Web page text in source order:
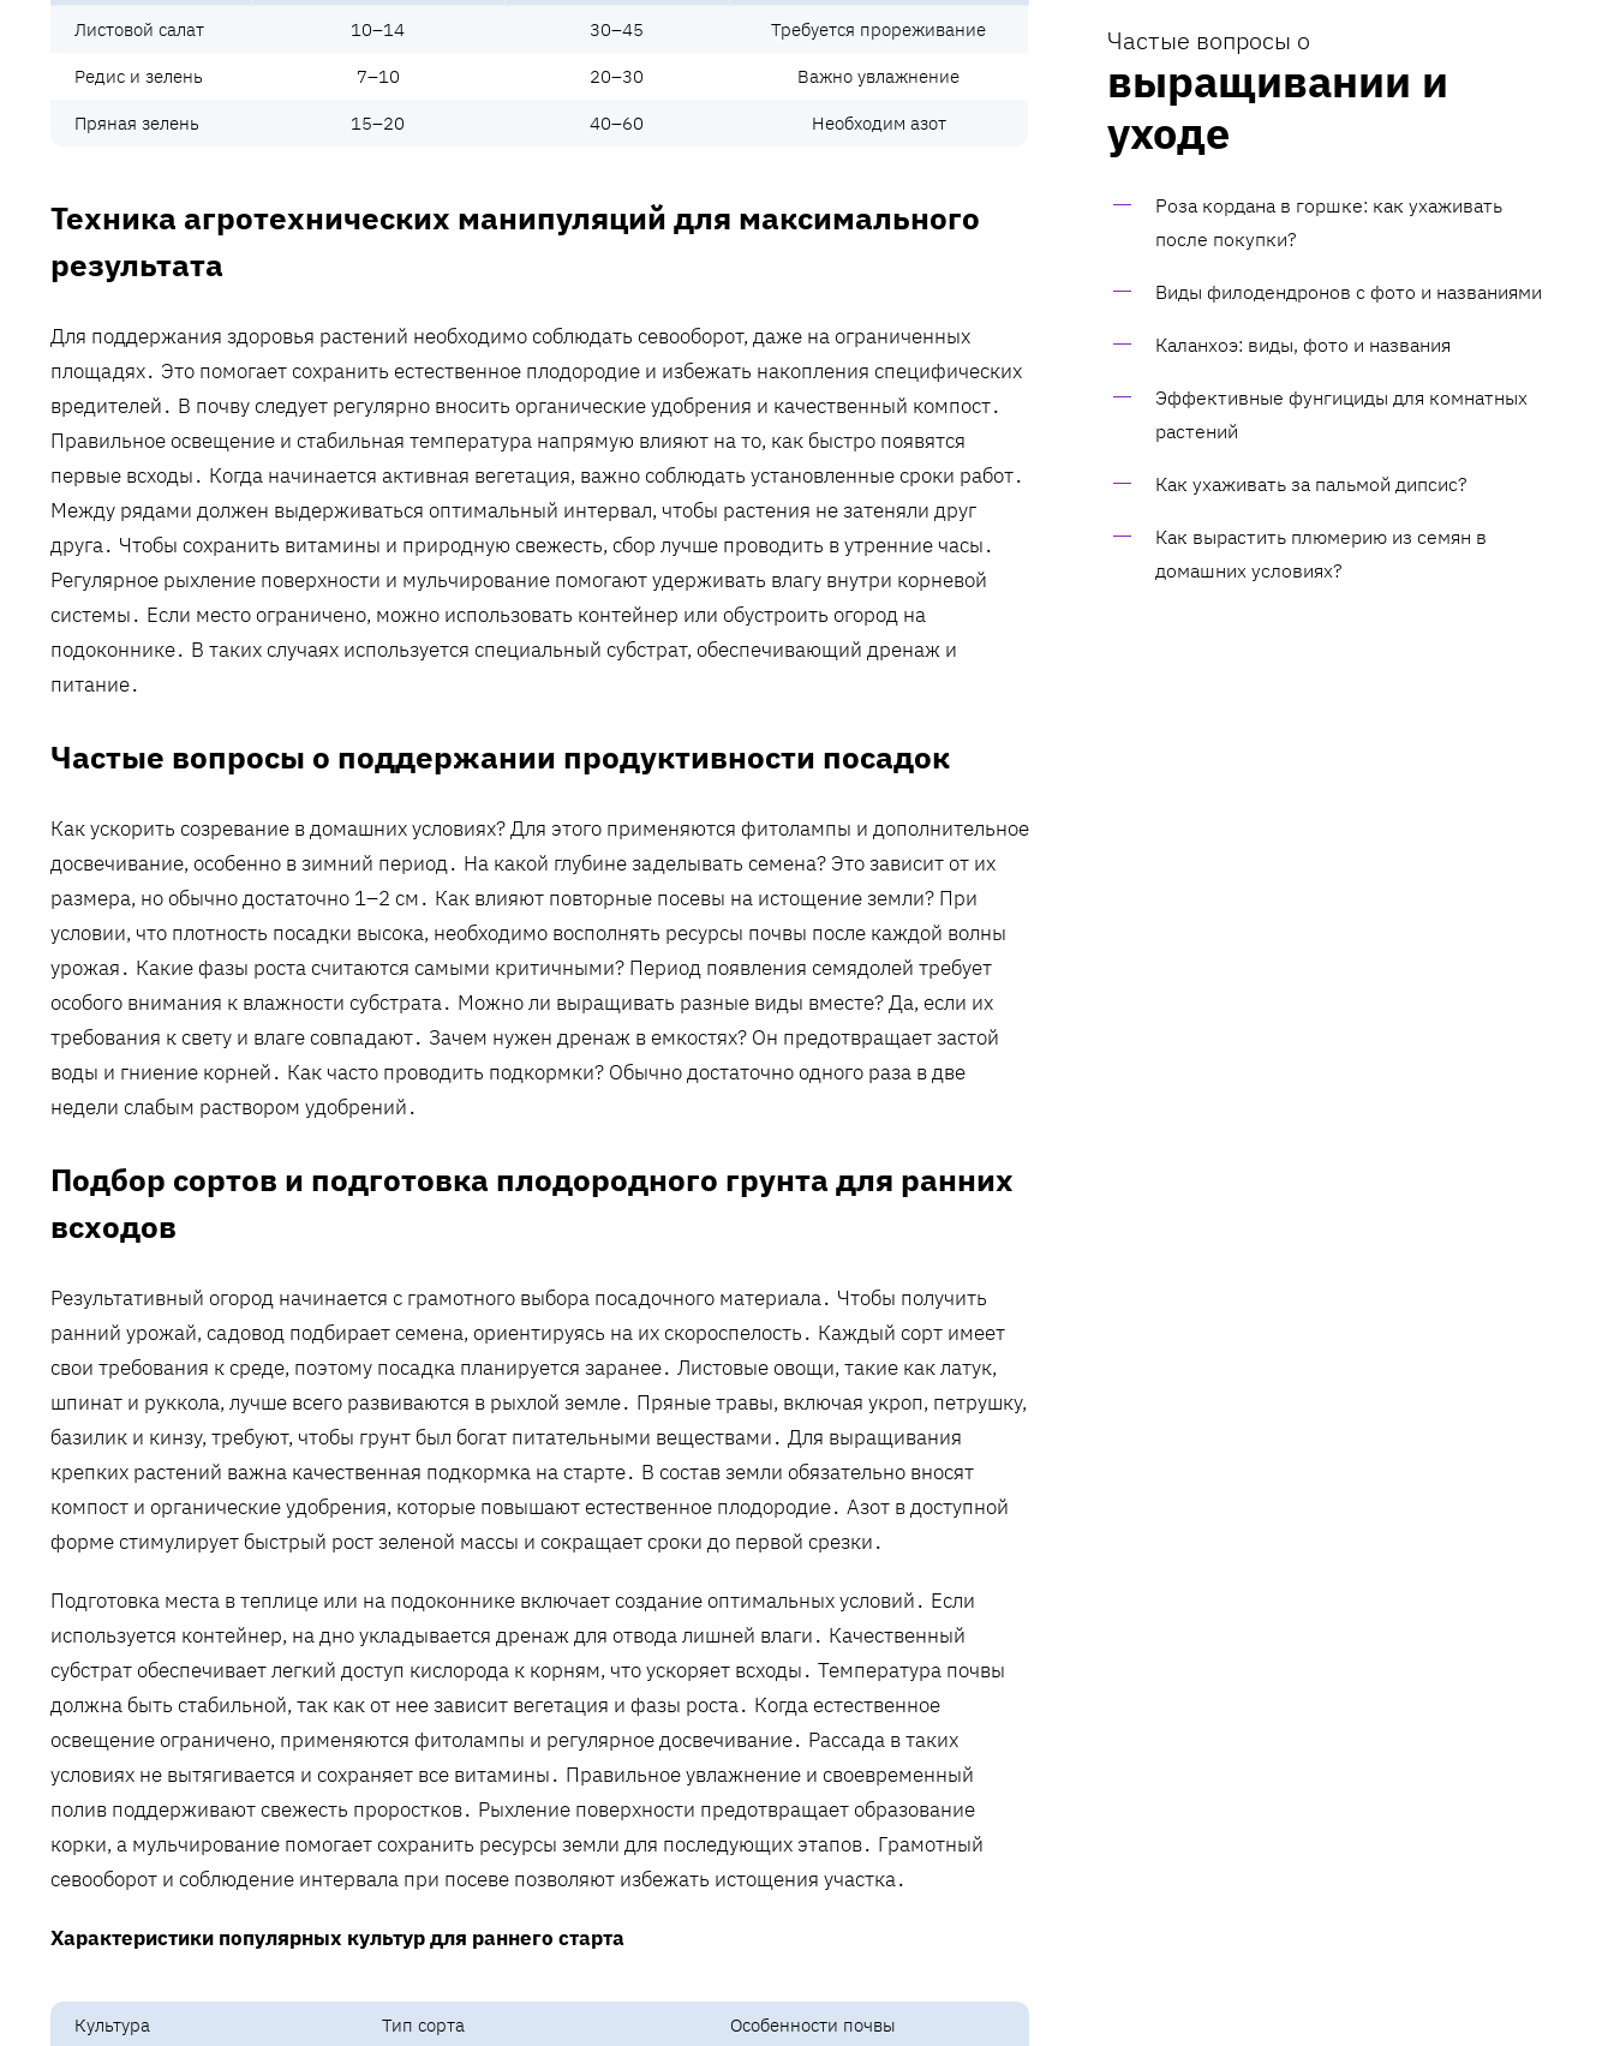
Листовой салат
10–14 30–45 Требуется прореживание
Редис и зелень 7–10 20–30 Важно увлажнение
Пряная зелень 15–20 40–60 Необходим азот
Техника агротехнических манипуляций для максимального
результата
Для поддержания здоровья растений необходимо соблюдать севооборот, даже на ограниченных
площадях․ Это помогает сохранить естественное плодородие и избежать накопления специфических
вредителей․ В почву следует регулярно вносить органические удобрения и качественный компост․
Правильное освещение и стабильная температура напрямую влияют на то, как быстро появятся
первые всходы․ Когда начинается активная вегетация, важно соблюдать установленные сроки работ․
Между рядами должен выдерживаться оптимальный интервал, чтобы растения не затеняли друг
друга․ Чтобы сохранить витамины и природную свежесть, сбор лучше проводить в утренние часы․
Регулярное рыхление поверхности и мульчирование помогают удерживать влагу внутри корневой
системы․ Если место ограничено, можно использовать контейнер или обустроить огород на
подоконнике․ В таких случаях используется специальный субстрат, обеспечивающий дренаж и
питание․
Частые вопросы о поддержании продуктивности посадок
Как ускорить созревание в домашних условиях? Для этого применяются фитолампы и дополнительное
досвечивание, особенно в зимний период․ На какой глубине заделывать семена? Это зависит от их
размера, но обычно достаточно 1–2 см․ Как влияют повторные посевы на истощение земли? При
условии, что плотность посадки высока, необходимо восполнять ресурсы почвы после каждой волны
урожая․ Какие фазы роста считаются самыми критичными? Период появления семядолей требует
особого внимания к влажности субстрата․ Можно ли выращивать разные виды вместе? Да, если их
требования к свету и влаге совпадают․ Зачем нужен дренаж в емкостях? Он предотвращает застой
воды и гниение корней․ Как часто проводить подкормки? Обычно достаточно одного раза в две
недели слабым раствором удобрений․
Подбор сортов и подготовка плодородного грунта для ранних
всходов
Результативный огород начинается с грамотного выбора посадочного материала․ Чтобы получить
ранний урожай, садовод подбирает семена, ориентируясь на их скороспелость․ Каждый сорт имеет
свои требования к среде, поэтому посадка планируется заранее․ Листовые овощи, такие как латук,
шпинат и руккола, лучше всего развиваются в рыхлой земле․ Пряные травы, включая укроп, петрушку,
базилик и кинзу, требуют, чтобы грунт был богат питательными веществами․ Для выращивания
крепких растений важна качественная подкормка на старте․ В состав земли обязательно вносят
компост и органические удобрения, которые повышают естественное плодородие․ Азот в доступной
форме стимулирует быстрый рост зеленой массы и сокращает сроки до первой срезки․
Подготовка места в теплице или на подоконнике включает создание оптимальных условий․ Если
используется контейнер, на дно укладывается дренаж для отвода лишней влаги․ Качественный
субстрат обеспечивает легкий доступ кислорода к корням, что ускоряет всходы․ Температура почвы
должна быть стабильной, так как от нее зависит вегетация и фазы роста․ Когда естественное
освещение ограничено, применяются фитолампы и регулярное досвечивание․ Рассада в таких
условиях не вытягивается и сохраняет все витамины․ Правильное увлажнение и своевременный
полив поддерживают свежесть проростков․ Рыхление поверхности предотвращает образование
корки, а мульчирование помогает сохранить ресурсы земли для последующих этапов․ Грамотный
севооборот и соблюдение интервала при посеве позволяют избежать истощения участка․
Характеристики популярных культур для раннего старта
Культура Тип сорта Особенности почвы
Частые вопросы о
выращивании и
уходе
Роза кордана в горшке: как ухаживать
после покупки?
Виды филодендронов с фото и названиями
Каланхоэ: виды, фото и названия
Эффективные фунгициды для комнатных
растений
Как ухаживать за пальмой дипсис?
Как вырастить плюмерию из семян в
домашних условиях?